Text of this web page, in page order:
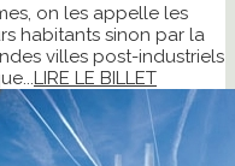
on les appelle les
habitants sinon par la
villes post-industriels
LIRE LE BILLET